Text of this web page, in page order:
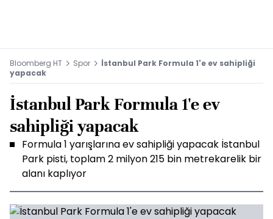
Bloomberg HT Spor
İstanbul Park Formula 1'e ev sahipliği
yapacak
İstanbul Park Formula 1'e ev
sahipliği yapacak
Formula 1 yarışlarına ev sahipliği yapacak İstanbul
Park pisti, toplam 2 milyon 215 bin metrekarelik bir
alanı kaplıyor